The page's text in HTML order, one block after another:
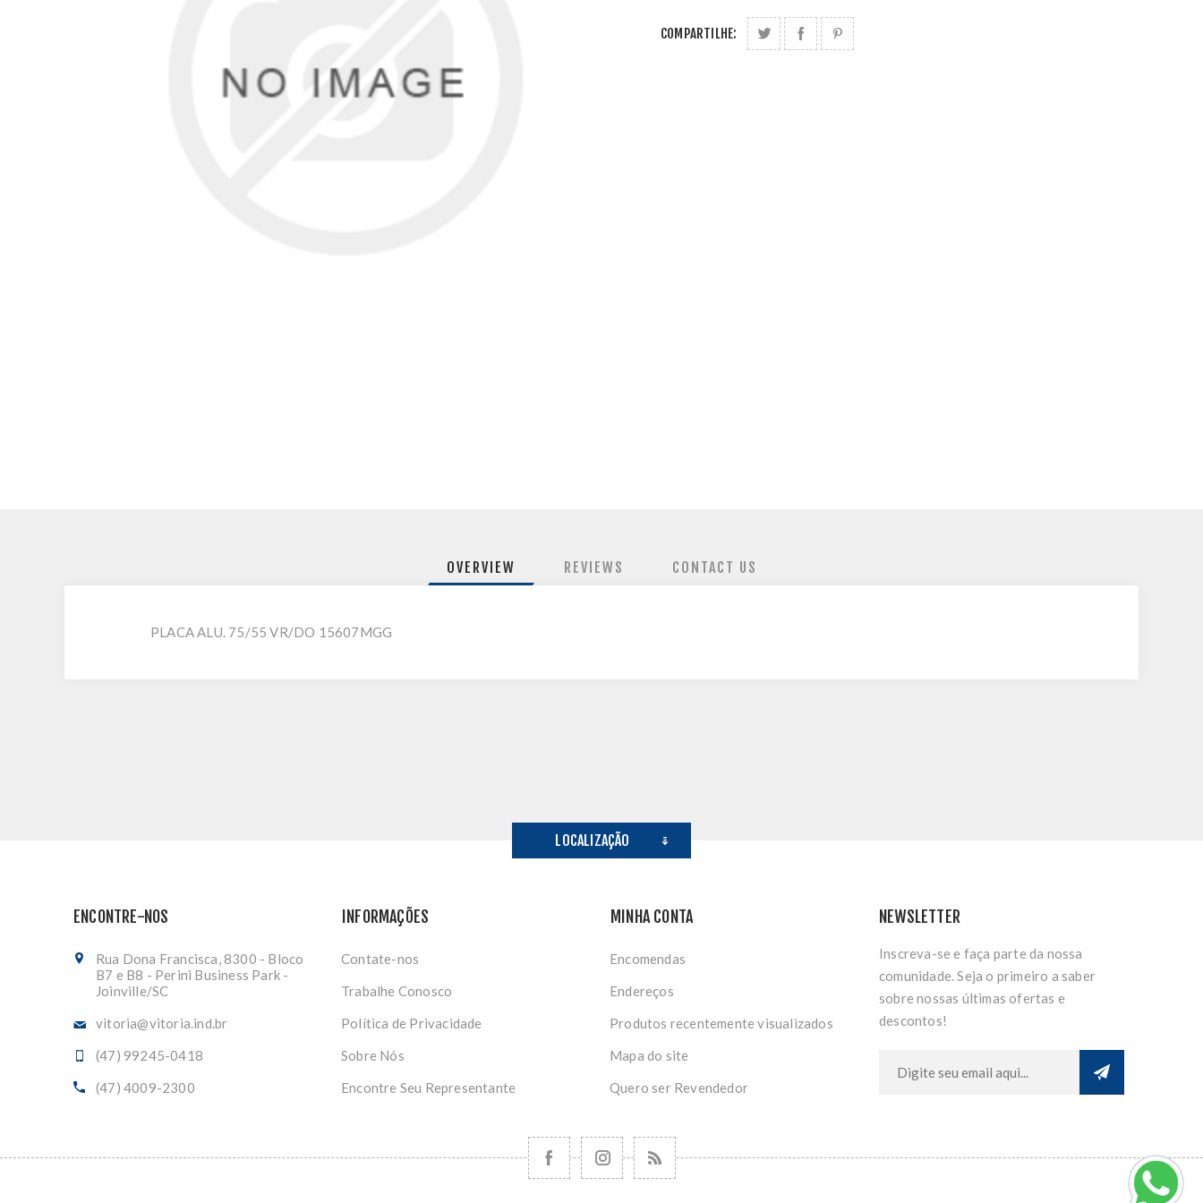
COMPARTILHE:
OVERVIEW REVIEWS CONTACT US
PLACA ALU. 75/55 VR/DO 15607MGG
LOCALIZAÇÃO
ENCONTRE-NOS
Rua Dona Francisca, 8300 - Bloco
B7 e B8 - Perini Business Park -
Joinville/SC
vitoria@vitoria.ind.br
(47) 99245-0418
(47) 4009-2300
INFORMAÇÕES
Contate-nos
Trabalhe Conosco
Política de Privacidade
Sobre Nós
Encontre Seu Representante
MINHA CONTA
Encomendas
Endereços
Produtos recentemente visualizados
Mapa do site
Quero ser Revendedor
NEWSLETTER
Inscreva-se e faça parte da nossa
comunidade. Seja o primeiro a saber
sobre nossas últimas ofertas e
descontos!